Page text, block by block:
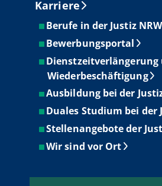
Karriere
Berufe in der Justiz NRW
Bewerbungsportal
Dienstzeitverlängerung
Wiederbeschäftigung
Ausbildung bei der
Duales Studium bei der
Stellenangebote der
Wir sind vor Ort